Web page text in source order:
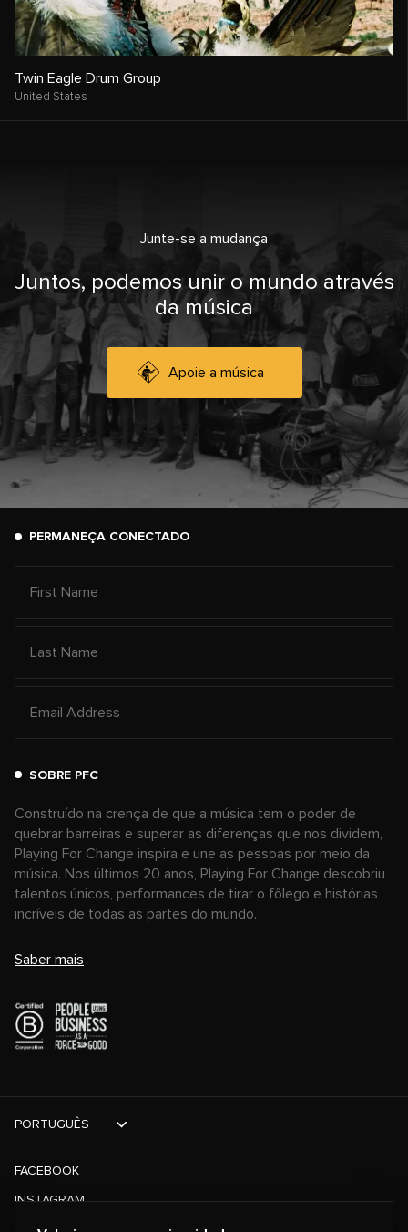
Twin Eagle Drum Group
United States
Junte-se a mudança
Juntos, podemos unir o mundo através
da música
Apoie a música
PERMANEÇA CONECTADO
SOBRE PFC
Construído na crença de que a música tem o poder de
quebrar barreiras e superar as diferenças que nos dividem,
Playing For Change inspira e une as pessoas por meio da
música. Nos últimos 20 anos, Playing For Change descobriu
talentos únicos, performances de tirar o fôlego e histórias
incríveis de todas as partes do mundo.
Saber mais
FACEBOOK
INSTAGRAM
TIKTOK
PORTUGUÊS